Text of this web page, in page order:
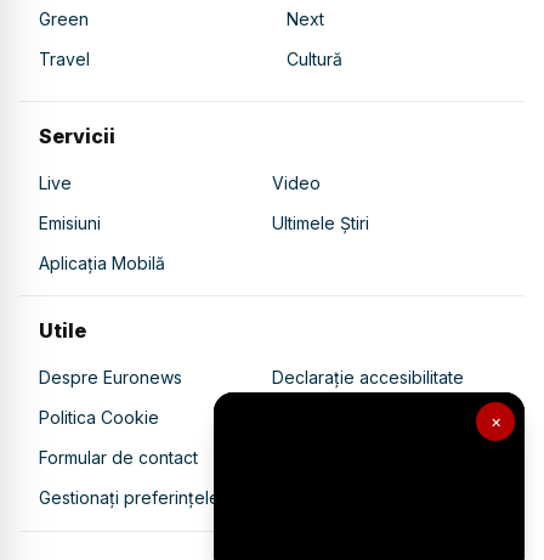
×
Green
Next
Travel
Cultură
Servicii
Live
Video
Emisiuni
Ultimele Știri
Aplicația Mobilă
Utile
Despre Euronews
Declarație accesibilitate
Politica Cookie
Politica de confidențialitate
Formular de contact
Gestionați preferințele